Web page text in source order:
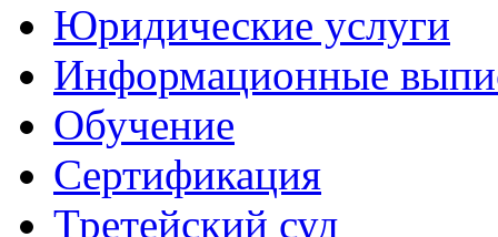
Юридические услуги
Информационные
Обучение
Сертификация
Третейский суд